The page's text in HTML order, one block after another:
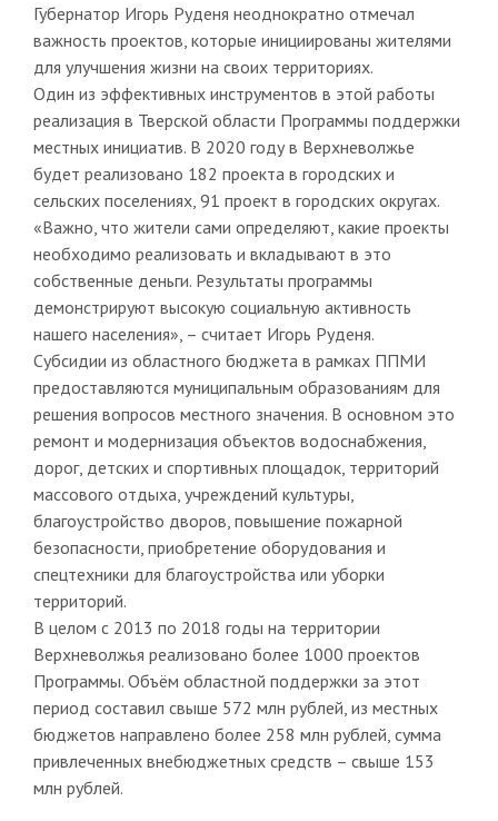
Губернатор Игорь Руденя неоднократно отмечал
важность проектов, которые инициированы жителями
для улучшения жизни на своих территориях.
Один из эффективных инструментов в этой работы
реализация в Тверской области Программы поддержки
местных инициатив. В 2020 году в Верхневолжье
будет реализовано 182 проекта в городских и
сельских поселениях, 91 проект в городских округах.
«Важно, что жители сами определяют, какие проекты
необходимо реализовать и вкладывают в это
собственные деньги. Результаты программы
демонстрируют высокую социальную активность
нашего населения», – считает Игорь Руденя.
Субсидии из областного бюджета в рамках ППМИ
предоставляются муниципальным образованиям для
решения вопросов местного значения. В основном это
ремонт и модернизация объектов водоснабжения,
дорог, детских и спортивных площадок, территорий
массового отдыха, учреждений культуры,
благоустройство дворов, повышение пожарной
безопасности, приобретение оборудования и
спецтехники для благоустройства или уборки
территорий.
В целом с 2013 по 2018 годы на территории
Верхневолжья реализовано более 1000 проектов
Программы. Объём областной поддержки за этот
период составил свыше 572 млн рублей, из местных
бюджетов направлено более 258 млн рублей, сумма
привлеченных внебюджетных средств – свыше 153
млн рублей.